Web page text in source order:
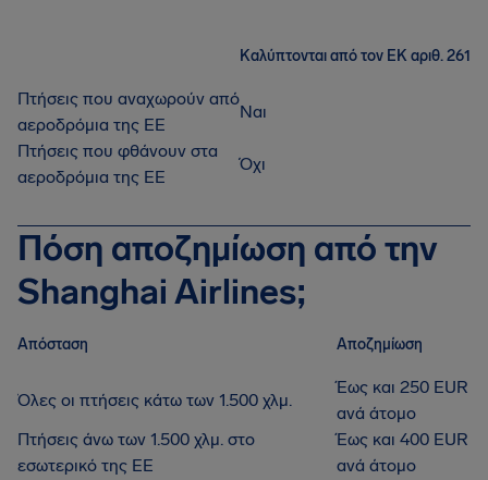
Καλύπτονται από τον ΕΚ αριθ. 261
Πτήσεις που αναχωρούν από
αεροδρόμια της ΕΕ
Ναι
Πτήσεις που φθάνουν στα
αεροδρόμια της ΕΕ
Όχι
Πόση αποζημίωση από την
Shanghai Airlines;
Απόσταση Αποζημίωση
Όλες οι πτήσεις κάτω των 1.500 χλμ.
Έως και 250 EUR
ανά άτομο
Πτήσεις άνω των 1.500 χλμ. στο
εσωτερικό της ΕΕ
Έως και 400 EUR
ανά άτομο